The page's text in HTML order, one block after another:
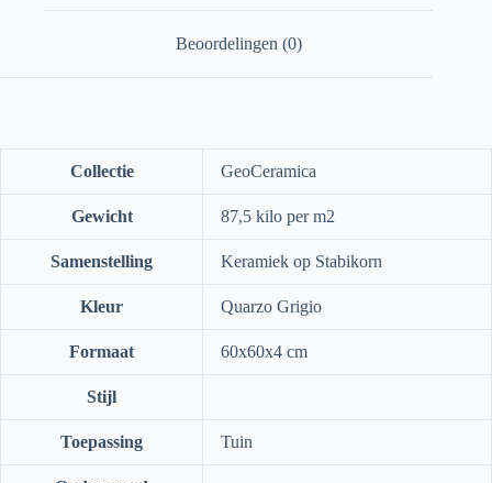
Beoordelingen (0)
Collectie GeoCeramica
Gewicht 87,5 kilo per m2
Samenstelling Keramiek op Stabikorn
Kleur Quarzo Grigio
Formaat 60x60x4 cm
Stijl
Toepassing Tuin